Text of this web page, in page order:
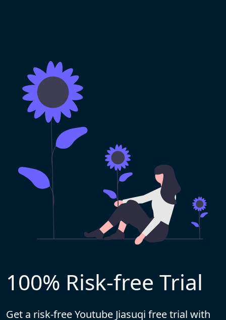
100% Risk-free Trial
Get a risk-free Youtube Jiasuqi free trial with